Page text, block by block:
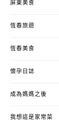
屏東美食
恆春旅遊
恆春美食
懷孕日誌
成為媽媽之後
我想這是家常菜